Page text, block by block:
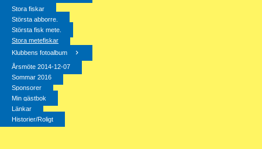
Stora fiskar
Största abborre.
Största fisk mete.
Stora metefiskar
Klubbens fotoalbum
Årsmöte 2014-12-07
Sommar 2016
Sponsorer
Min gästbok
Länkar
Historier/Roligt